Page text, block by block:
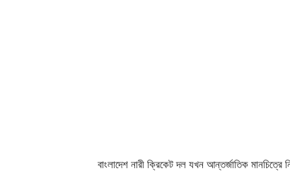
বাংলাদেশ নারী ক্রিকেট দল যখন আন্তর্জাতিক মানচিত্রে